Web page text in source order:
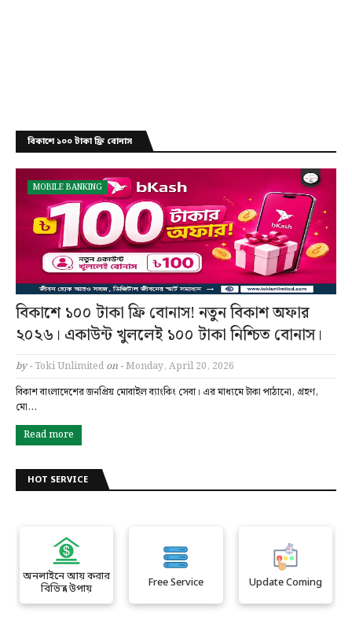
বিকাশে ১০০ টাকা ফ্রি বোনাস
MOBILE BANKING
বিকাশে ১০০ টাকা ফ্রি বোনাস! নতুন বিকাশ অফার
২০২৬। একাউন্ট খুললেই ১০০ টাকা নিশ্চিত বোনাস।
by - Toki Unlimited on -Monday, April 20, 2026
বিকাশ বাংলাদেশের জনপ্রিয় মোবাইল ব্যাংকিং সেবা। এর মাধ্যমে টাকা পাঠানো, গ্রহণ,
মো…
Read more
HOT SERVICE
অনলাইনে আয় করার
বিভিন্ন উপায়
Free Service Update Coming